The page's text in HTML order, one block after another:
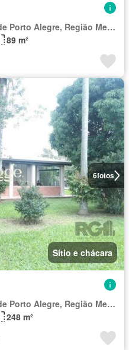
Região Geográfica Imediata de Porto Alegre, Região Metropolitana de Porto Alegre
89 m²
6fotos
Sítio e chácara
Região Geográfica Imediata de Porto Alegre, Região Metropolitana de Porto Alegre
248 m²